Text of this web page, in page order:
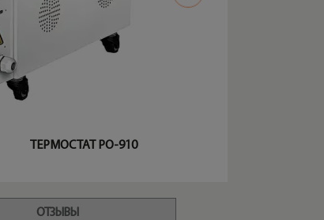
ТЕРМОСТАТ PO-910
ОТЗЫВЫ